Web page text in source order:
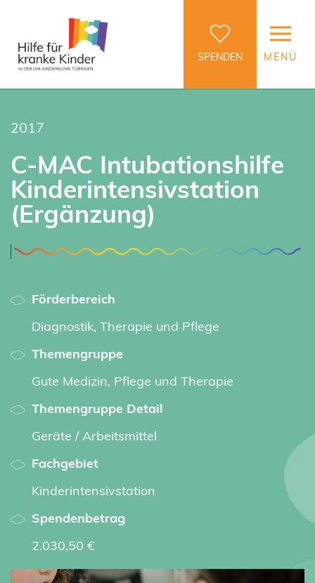
SPENDEN MENÜ
2017
C-MAC Intubationshilfe
Kinderintensivstation
(Ergänzung)
Förderbereich
Diagnostik, Therapie und Pflege
Themengruppe
Gute Medizin, Pflege und Therapie
Themengruppe Detail
Geräte / Arbeitsmittel
Fachgebiet
Kinderintensivstation
Spendenbetrag
2.030,50 €